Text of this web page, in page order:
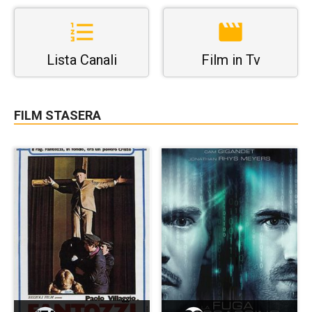
Lista Canali Film in Tv
FILM STASERA